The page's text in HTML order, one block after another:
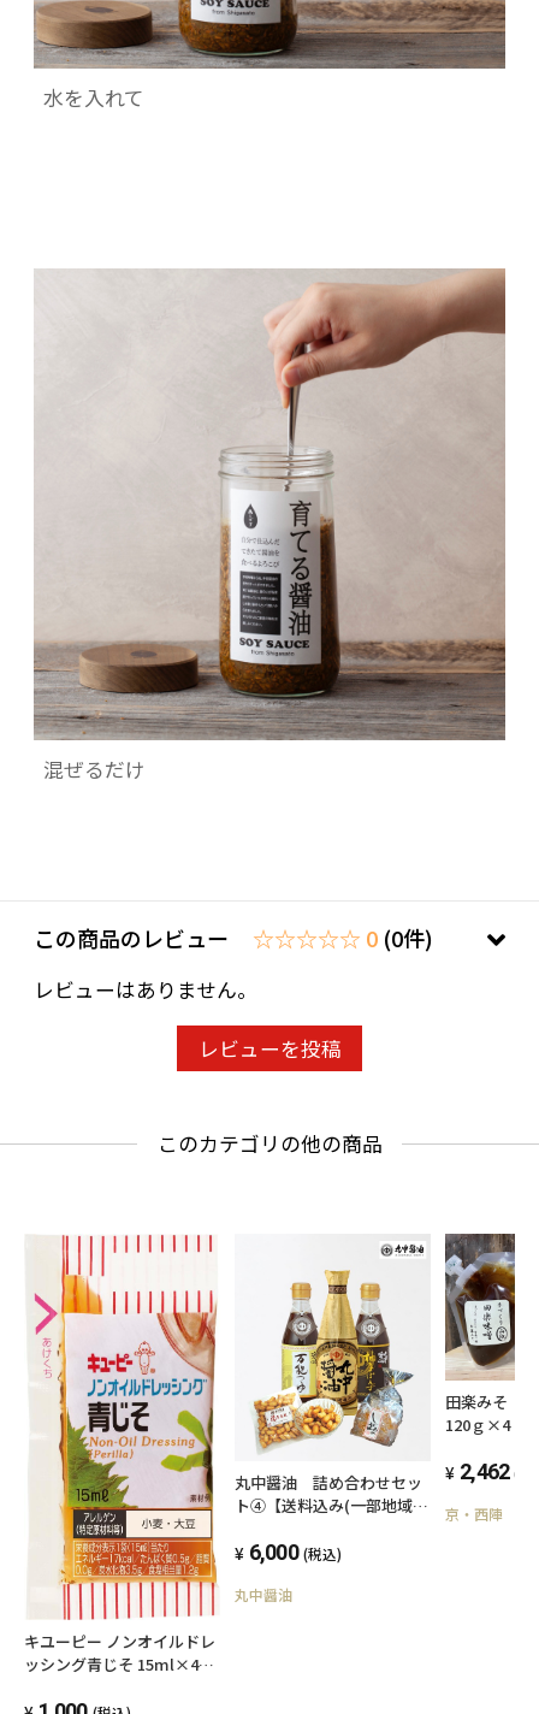
水を入れて
混ぜるだけ
この商品のレビュー ☆☆☆☆☆ 0 (0件)
レビューはありません。
レビューを投稿
このカテゴリの他の商品
キユーピー ノンオイルドレ
ッシング青じそ 15ml×40
丸中醤油 詰め合わせセッ
ト④【送料込み(一部地域を
6,000 (税込)
丸中醤油
田楽みそ
120ｇ×4
2,462 (税
京・西陣 加